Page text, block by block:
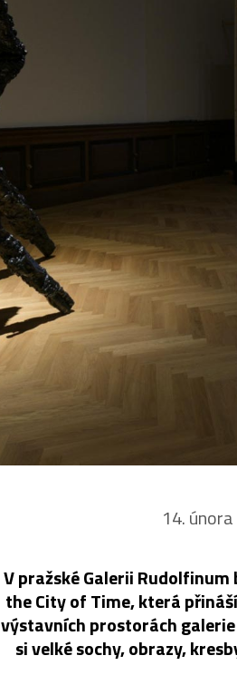
14.
V pražské Galerii
the City of Time, která
výstavních prostorách
si velké sochy, obrazy,